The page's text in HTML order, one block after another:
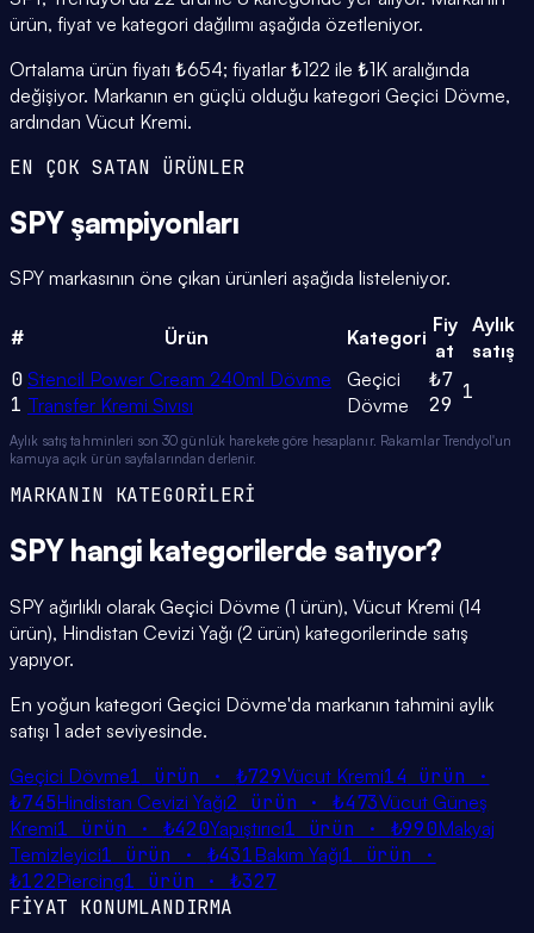
ürün, fiyat ve kategori dağılımı aşağıda özetleniyor.
Ortalama ürün fiyatı ₺654; fiyatlar ₺122 ile ₺1K aralığında
değişiyor. Markanın en güçlü olduğu kategori Geçici Dövme,
ardından Vücut Kremi.
EN ÇOK SATAN ÜRÜNLER
SPY şampiyonları
SPY markasının öne çıkan ürünleri aşağıda listeleniyor.
# Ürün Kategori
Fiy
at
Aylık
satış
0
1
Stencil Power Cream 240ml Dövme
Transfer Kremi Sıvısı
Geçici
Dövme
₺7
29
1
Aylık satış tahminleri son 30 günlük harekete göre hesaplanır. Rakamlar Trendyol'un
kamuya açık ürün sayfalarından derlenir.
MARKANIN KATEGORİLERİ
SPYhangi kategorilerde satıyor?
SPY ağırlıklı olarak Geçici Dövme (1 ürün), Vücut Kremi (14
ürün), Hindistan Cevizi Yağı (2 ürün) kategorilerinde satış
yapıyor.
En yoğun kategori Geçici Dövme'da markanın tahmini aylık
satışı 1 adet seviyesinde.
Geçici Dövme1 ürün · ₺729Vücut Kremi14 ürün ·
₺745Hindistan Cevizi Yağı2 ürün · ₺473Vücut Güneş
Kremi1 ürün · ₺420Yapıştırıcı1 ürün · ₺990Makyaj
Temizleyici1 ürün · ₺431Bakım Yağı1 ürün ·
₺122Piercing1 ürün · ₺327
FİYAT KONUMLANDIRMA